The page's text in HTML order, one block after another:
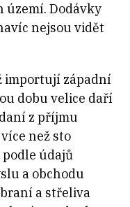
území. Dodávky
nejsou vidět
importují západní
dobu velice daří
z příjmu
než sto
údajů
a obchodu
a střeliva